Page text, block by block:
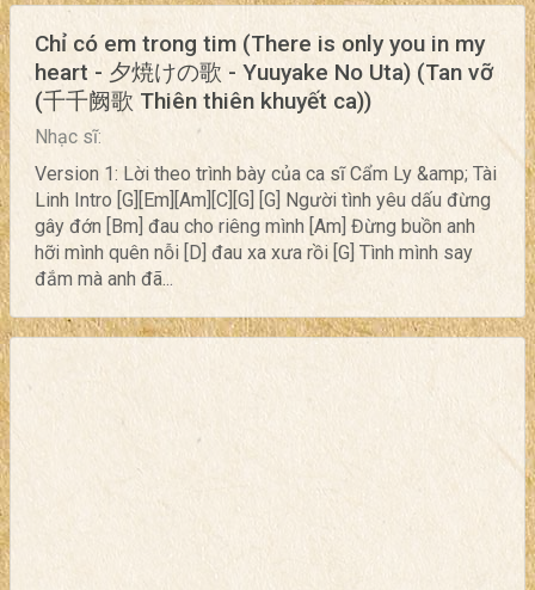
Chỉ có em trong tim (There is only you in my
heart - 夕焼けの歌 - Yuuyake No Uta) (Tan vỡ
(千千阙歌 Thiên thiên khuyết ca))
Nhạc sĩ:
Version 1: Lời theo trình bày của ca sĩ Cẩm Ly &amp; Tài
Linh Intro [G][Em][Am][C][G] [G] Người tình yêu dấu đừng
gây đớn [Bm] đau cho riêng mình [Am] Đừng buồn anh
hỡi mình quên nỗi [D] đau xa xưa rồi [G] Tình mình say
đắm mà anh đã...